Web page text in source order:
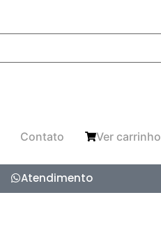
Contato Ver carrinho
Atendimento